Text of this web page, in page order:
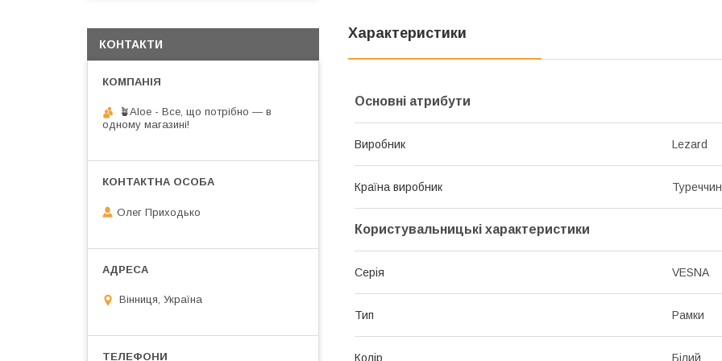
Характеристики
Основні атрибути
Виробник Lezard
Країна виробник
Користувальницькі характеристики
Серія VESNA
Тип Рамки
Колір Білий
КОНТАКТИ
🪴Aloe - Все, що потрібно — в
одному магазині!
Олег Приходько
Вінниця, Україна